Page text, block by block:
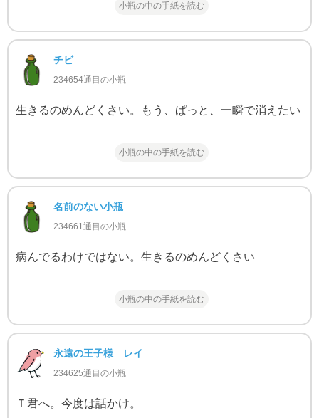
小瓶の中の手紙を読む
チビ
234654通目の小瓶
生きるのめんどくさい。もう、ぱっと、一瞬で消えたい
小瓶の中の手紙を読む
名前のない小瓶
234661通目の小瓶
病んでるわけではない。生きるのめんどくさい
小瓶の中の手紙を読む
永遠の王子様 レイ
234625通目の小瓶
Ｔ君へ。今度は話かけ。